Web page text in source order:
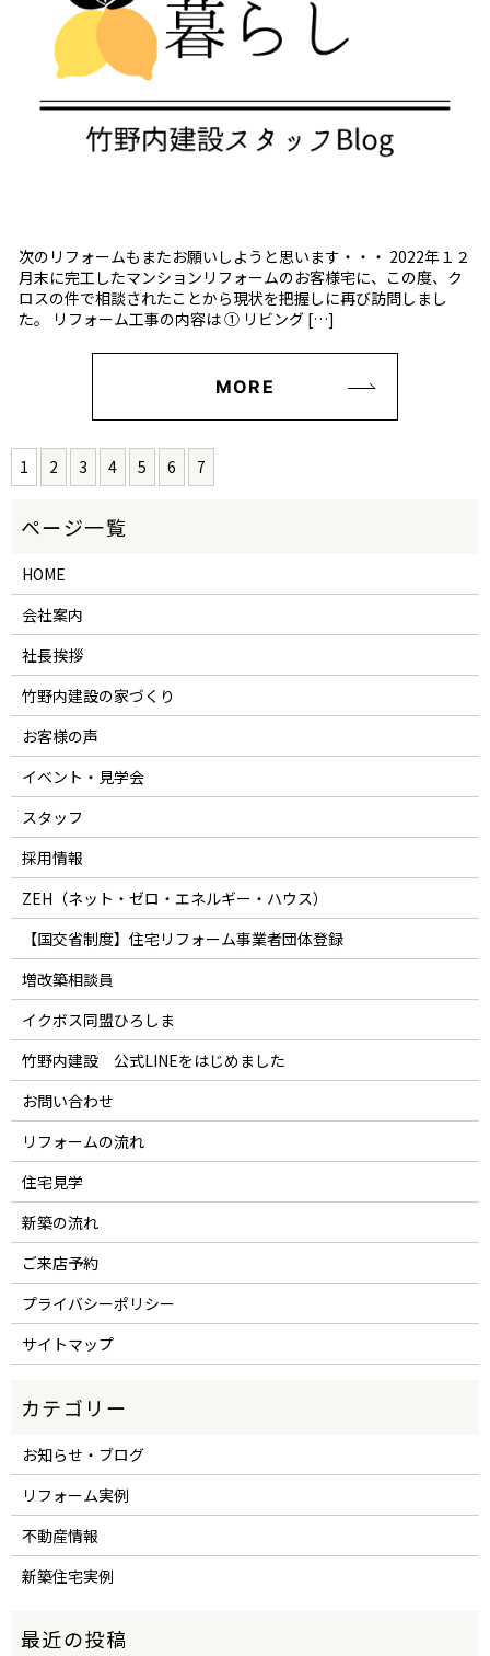
次のリフォームもまたお願いしようと思います・・・ 2022年１２
月末に完工したマンションリフォームのお客様宅に、この度、ク
ロスの件で相談されたことから現状を把握しに再び訪問しまし
た。 リフォーム工事の内容は ① リビング […]
MORE
1 2 3 4 5 6 7
HOME
会社案内
社長挨拶
竹野内建設の家づくり
お客様の声
イベント・見学会
スタッフ
採用情報
ZEH（ネット・ゼロ・エネルギー・ハウス）
【国交省制度】住宅リフォーム事業者団体登録
増改築相談員
イクボス同盟ひろしま
竹野内建設 公式LINEをはじめました
お問い合わせ
リフォームの流れ
住宅見学
新築の流れ
ご来店予約
プライバシーポリシー
サイトマップ
お知らせ・ブログ
リフォーム実例
不動産情報
新築住宅実例